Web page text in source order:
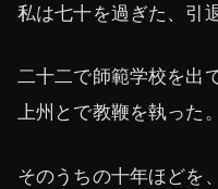
私は七十を過ぎた、引
二十二で師範学校を出
上州とで教鞭を執った。
そのうちの十年ほどを